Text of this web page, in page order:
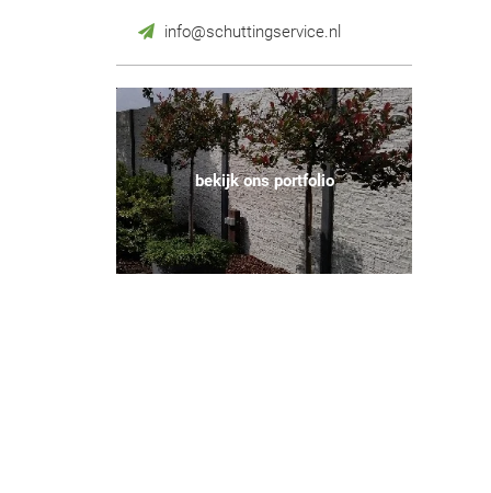
info@schuttingservice.nl
bekijk ons portfolio